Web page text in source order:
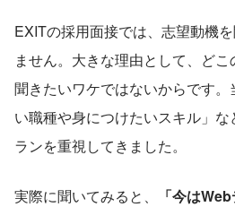
EXITの採用面接では、志望動機
ません。大きな理由として、ど
聞きたいワケではないからです
い職種や身につけたいスキル」
ランを重視してきました。
実際に聞いてみると、
「今は